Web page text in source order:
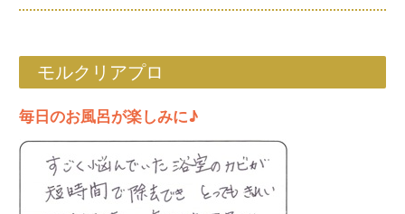
モルクリアプロ
毎日のお風呂が楽しみに♪